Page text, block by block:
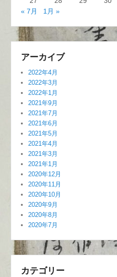
« 7月
1月 »
アーカイブ
2022年4月
2022年3月
2022年1月
2021年9月
2021年7月
2021年6月
2021年5月
2021年4月
2021年3月
2021年1月
2020年12月
2020年11月
2020年10月
2020年9月
2020年8月
2020年7月
カテゴリー